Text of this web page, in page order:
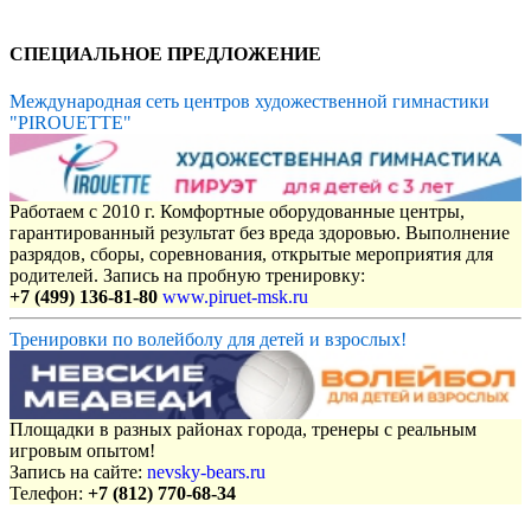
СПЕЦИАЛЬНОЕ ПРЕДЛОЖЕНИЕ
Международная сеть центров художественной гимнастики
"PIROUETTE"
Работаем с 2010 г. Комфортные оборудованные центры,
гарантированный результат без вреда здоровью. Выполнение
разрядов, сборы, соревнования, открытые мероприятия для
родителей. Запись на пробную тренировку:
+7 (499) 136-81-80 www.piruet-msk.ru
Тренировки по волейболу для детей и взрослых!
Площадки в разных районах города, тренеры с реальным
игровым опытом!
Запись на сайте: nevsky-bears.ru
Телефон: +7 (812) 770-68-34